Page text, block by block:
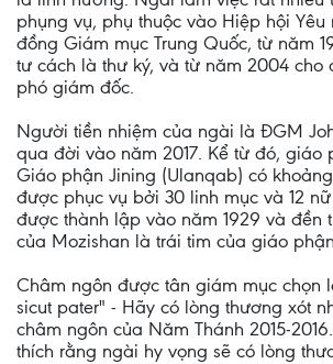
phụng vụ, phụ thuộc vào Hiệp hội Yêu
đồng Giám mục Trung Quốc, từ năm
tư cách là thư ký, và từ năm 2004 cho
phó giám đốc.
Người tiền nhiệm của ngài là ĐGM
qua đời vào năm 2017. Kể từ đó, giáo
Giáo phận Jining (Ulanqab) có
được phục vụ bởi 30 linh mục và 12
được thành lập vào năm 1929 và đền
của Mozishan là trái tim của giáo
Châm ngôn được tân giám mục chọn
sicut pater" - Hãy có lòng thương xót
châm ngôn của Năm Thánh 2015-
thích rằng ngài hy vọng sẽ có lòng